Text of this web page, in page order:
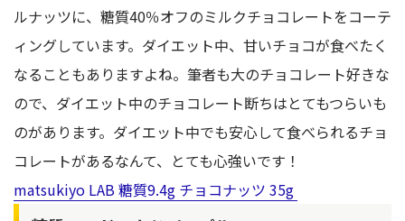
ルナッツに、糖質40％オフのミルクチョコレートをコーテ
ィングしています。ダイエット中、甘いチョコが食べたく
なることもありますよね。筆者も大のチョコレート好きな
ので、ダイエット中のチョコレート断ちはとてもつらいも
のがあります。ダイエット中でも安心して食べられるチョ
コレートがあるなんて、とても心強いです！
matsukiyo LAB 糖質9.4g チョコナッツ 35g